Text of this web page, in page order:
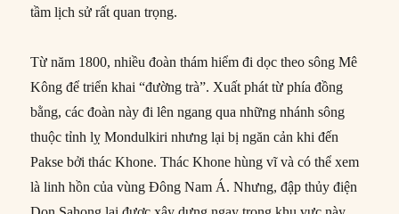
tầm lịch sử rất quan trọng.
Từ năm 1800, nhiều đoàn thám hiểm đi dọc theo sông Mê
Kông để triển khai “đường trà”. Xuất phát từ phía đồng
bằng, các đoàn này đi lên ngang qua những nhánh sông
thuộc tỉnh lỵ Mondulkiri nhưng lại bị ngăn cản khi đến
Pakse bởi thác Khone. Thác Khone hùng vĩ và có thể xem
là linh hồn của vùng Đông Nam Á. Nhưng, đập thủy điện